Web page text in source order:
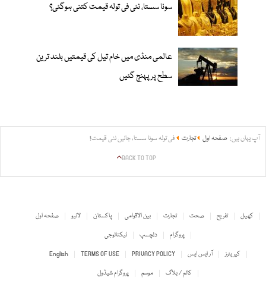
سونا سستا، نئی فی تولہ قیمت کتنی ہوگئی؟
عالمی منڈی میں خام تیل کی قیمتیں بلند ترین
سطح پر پہنچ گئیں
آپ یہاں ہیں: صفحہ اول تجارت فی تولہ سونا سستا، جانیں نئی قیمت!
BACK TO TOP
صفحہ اول لائیو پاکستان بین الاقوامی تجارت صحت تفریح
کھیل
ٹیکنالوجی
دلچسپ
پروگرام
English
TERMS OF USE PRIVACY POLICY آر ایس ایس
کیریئرز
پروگرام شیڈول
موسم کالم / بلاگ